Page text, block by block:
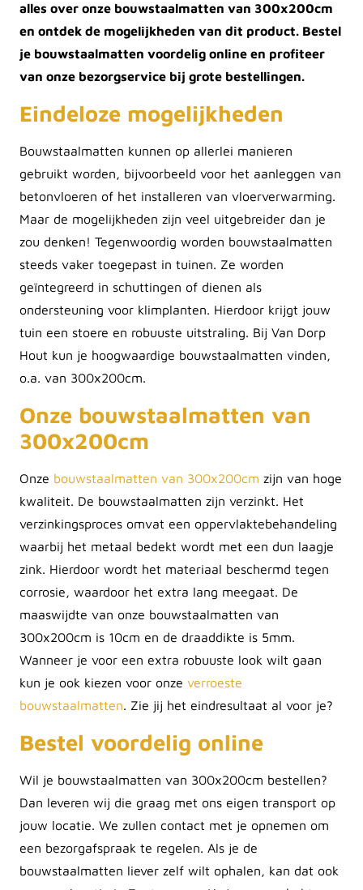
alles over onze bouwstaalmatten van 300x200cm
en ontdek de mogelijkheden van dit product. Bestel
je bouwstaalmatten voordelig online en profiteer
van onze bezorgservice bij grote bestellingen.
Eindeloze mogelijkheden
Bouwstaalmatten kunnen op allerlei manieren
gebruikt worden, bijvoorbeeld voor het aanleggen van
betonvloeren of het installeren van vloerverwarming.
Maar de mogelijkheden zijn veel uitgebreider dan je
zou denken! Tegenwoordig worden bouwstaalmatten
steeds vaker toegepast in tuinen. Ze worden
geïntegreerd in schuttingen of dienen als
ondersteuning voor klimplanten. Hierdoor krijgt jouw
tuin een stoere en robuuste uitstraling. Bij Van Dorp
Hout kun je hoogwaardige bouwstaalmatten vinden,
o.a. van 300x200cm.
Onze bouwstaalmatten van
300x200cm
Onze bouwstaalmatten van 300x200cm zijn van hoge
kwaliteit. De bouwstaalmatten zijn verzinkt. Het
verzinkingsproces omvat een oppervlaktebehandeling
waarbij het metaal bedekt wordt met een dun laagje
zink. Hierdoor wordt het materiaal beschermd tegen
corrosie, waardoor het extra lang meegaat. De
maaswijdte van onze bouwstaalmatten van
300x200cm is 10cm en de draaddikte is 5mm.
Wanneer je voor een extra robuuste look wilt gaan
kun je ook kiezen voor onze verroeste
bouwstaalmatten. Zie jij het eindresultaat al voor je?
Bestel voordelig online
Wil je bouwstaalmatten van 300x200cm bestellen?
Dan leveren wij die graag met ons eigen transport op
jouw locatie. We zullen contact met je opnemen om
een bezorgafspraak te regelen. Als je de
bouwstaalmatten liever zelf wilt ophalen, kan dat ook